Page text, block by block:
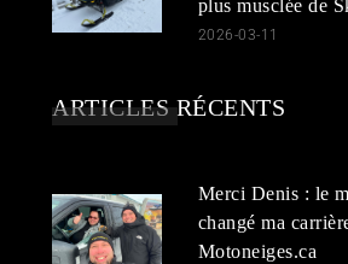
plus musclée de
2026-03-11
ARTICLES RÉCENTS
Merci Denis : le
changé ma
Motoneiges.ca